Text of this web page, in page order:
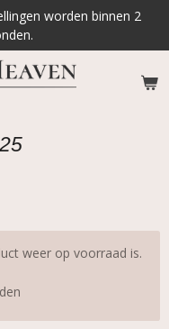
worden binnen 2
weer op voorraad is.